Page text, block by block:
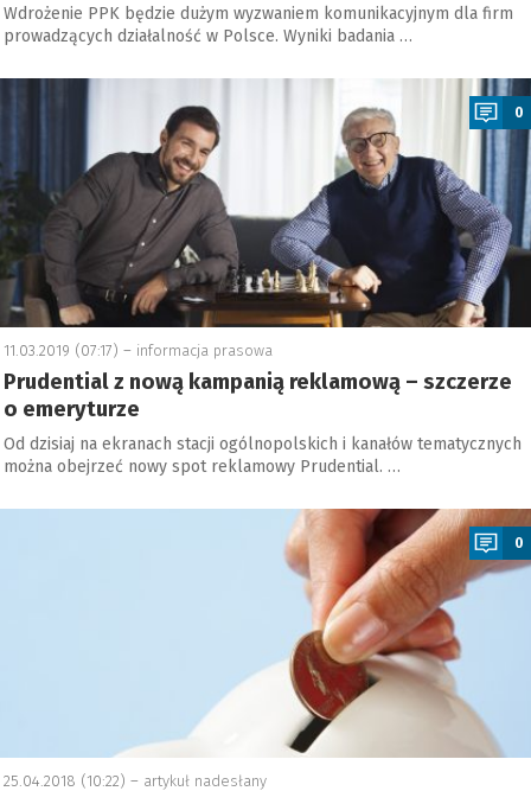
Wdrożenie PPK będzie dużym wyzwaniem komunikacyjnym dla firm
prowadzących działalność w Polsce. Wyniki badania …
0
11.03.2019 (07:17) – informacja prasowa
Prudential z nową kampanią reklamową – szczerze
o emeryturze
Od dzisiaj na ekranach stacji ogólnopolskich i kanałów tematycznych
można obejrzeć nowy spot reklamowy Prudential. …
0
25.04.2018 (10:22) – artykuł nadesłany